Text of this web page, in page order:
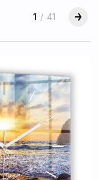
1 / 41